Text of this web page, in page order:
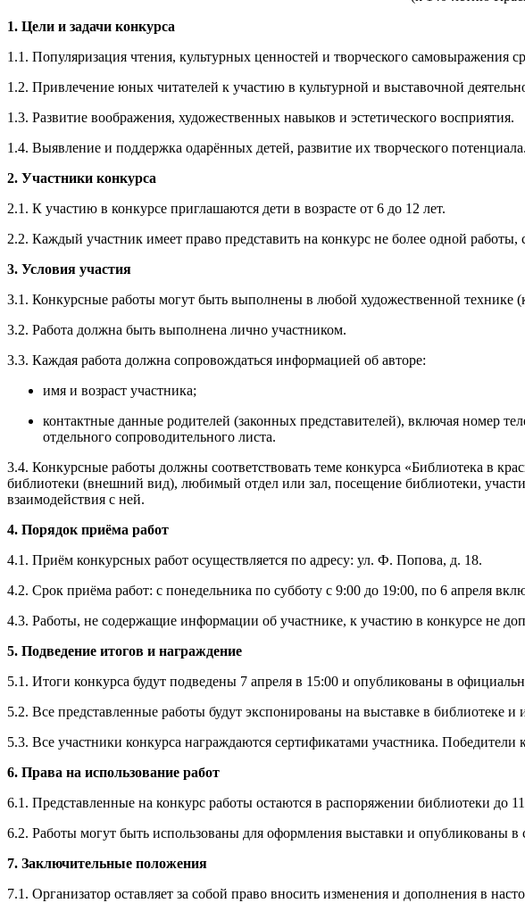
1. Цели и задачи конкурса
1.1. Популяризация чтения, культурных ценностей и творческого самовыражения
1.2. Привлечение юных читателей к участию в культурной и выставочной
1.3. Развитие воображения, художественных навыков и эстетического восприятия.
1.4. Выявление и поддержка одарённых детей, развитие их творческого потенциала.
2. Участники конкурса
2.1. К участию в конкурсе приглашаются дети в возрасте от 6 до 12 лет.
2.2. Каждый участник имеет право представить на конкурс не более одной работы,
3. Условия участия
3.1. Конкурсные работы могут быть выполнены в любой художественной технике
3.2. Работа должна быть выполнена лично участником.
3.3. Каждая работа должна сопровождаться информацией об авторе:
имя и возраст участника;
контактные данные родителей (законных представителей), включая номер
отдельного сопроводительного листа.
3.4. Конкурсные работы должны соответствовать теме конкурса «Библиотека в
библиотеки (внешний вид), любимый отдел или зал, посещение библиотеки,
взаимодействия с ней.
4. Порядок приёма работ
4.1. Приём конкурсных работ осуществляется по адресу: ул. Ф. Попова, д. 18.
4.2. Срок приёма работ: с понедельника по субботу с 9:00 до 19:00, по 6 апреля
4.3. Работы, не содержащие информации об участнике, к участию в конкурсе не
5. Подведение итогов и награждение
5.1. Итоги конкурса будут подведены 7 апреля в 15:00 и опубликованы в
5.2. Все представленные работы будут экспонированы на выставке в библиотеке
5.3. Все участники конкурса награждаются сертификатами участника.
6. Права на использование работ
6.1. Представленные на конкурс работы остаются в распоряжении библиотеки до
6.2. Работы могут быть использованы для оформления выставки и опубликованы
7. Заключительные положения
7.1. Организатор оставляет за собой право вносить изменения и дополнения в